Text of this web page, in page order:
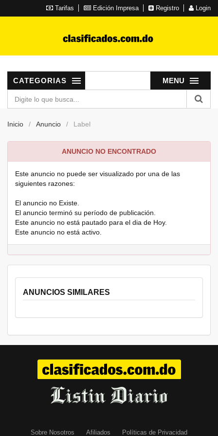
Tarifas Edición Impresa Registro Login
MENU
CATEGORIAS
Inicio Anuncio Label
ANUNCIO NO ENCONTRADO
Este anuncio no puede ser visualizado por una de las
siguientes razones:
El anuncio no Existe.
El anuncio terminó su período de publicación.
Este anuncio no está pautado para el dia de Hoy.
Este anuncio no está activo.
ANUNCIOS SIMILARES
Sobre Nosotros Afiliados Políticas de Privacidad